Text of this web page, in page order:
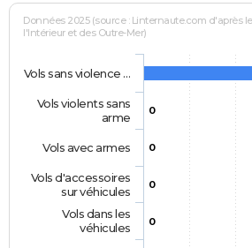
Données 2025 (source : Linternaute.com d'après
l'Intérieur et des Outre-Mer)
0
0
0
0
Vols sans violence …
Vols violents sans
arme
Vols avec armes
Vols d'accessoires
sur véhicules
Vols dans les
véhicules